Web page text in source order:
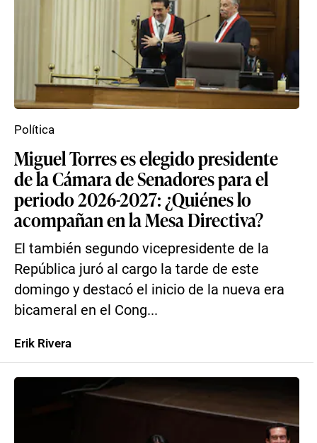
Miguel Torres es elegido presidente
de la Cámara de Senadores para el
periodo 2026-2027: ¿Quiénes lo
acompañan en la Mesa Directiva?
El también segundo vicepresidente de la
República juró al cargo la tarde de este
domingo y destacó el inicio de la nueva era
bicameral en el Cong...
Política
Erik Rivera